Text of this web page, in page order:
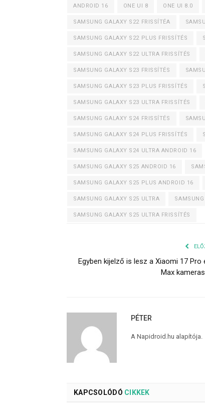
ANDROID 16 ONE UI 8 ONE UI 8.0
SAMSUNG GALAXY S22 FRISSÍTÉA
SAMSUNG GALAXY S22 PLUS FRISSÍTÉS
SAMSUNG GALAXY S22 ULTRA FRISSÍTÉS
SAMSUNG GALAXY S23 FRISSÍTÉS
SAMSUNG GALAXY S23 PLUS FRISSÍTÉS
SAMSUNG GALAXY S23 ULTRA FRISSÍTÉS
SAMSUNG GALAXY S24 FRISSÍTÉS
SAMSUNG GALAXY S24 PLUS FRISSÍTÉS
SAMSUNG GALAXY S24 ULTRA ANDROID 16
SAMSUNG GALAXY S25 ANDROID 16
SAMSUNG GALAXY S25 PLUS ANDROID 16
SAMSUNG GALAXY S25 ULTRA
SAMSUNG GALAXY S25 ULTRA FRISSÍTÉS
Egyben kijelző is lesz a Xiaomi 17 Pro
Max
PÉTER
A Napidroid.hu alapítója.
KAPCSOLÓDÓ CIKKEK